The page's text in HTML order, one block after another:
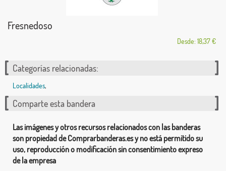
Fresnedoso
Desde: 18,37 €
Categorías relacionadas:
Localidades,
Comparte esta bandera
Las imágenes y otros recursos relacionados con las banderas
son propiedad de Comprarbanderas.es y no está permitido su
uso, reproducción o modificación sin consentimiento expreso
de la empresa